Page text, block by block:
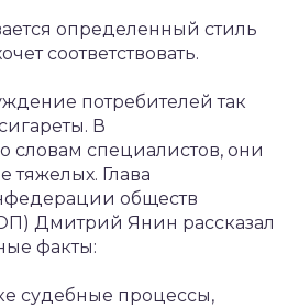
определенный стиль
соответствовать.
потребителей так
В
словам специалистов, они
тяжелых. Глава
обществ
Дмитрий Янин рассказал
факты:
судебные процессы,